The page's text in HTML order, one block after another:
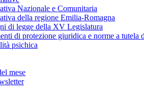
Nazionale e Comunitaria
della regione Emilia-Romagna
di legge della XV Legislatura
di protezione giuridica e norme a tutela
psichica
mese